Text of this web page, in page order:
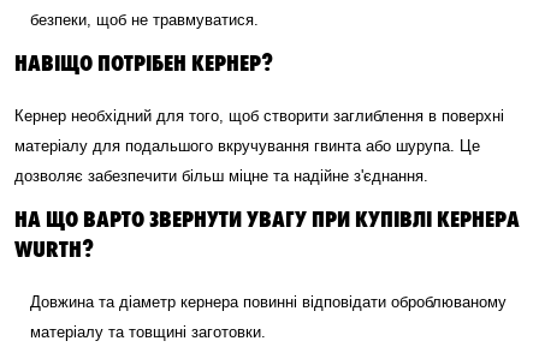
безпеки, щоб не травмуватися.
НАВІЩО ПОТРІБЕН КЕРНЕР?
Кернер необхідний для того, щоб створити заглиблення в поверхні
матеріалу для подальшого вкручування гвинта або шурупа. Це
дозволяє забезпечити більш міцне та надійне з'єднання.
НА ЩО ВАРТО ЗВЕРНУТИ УВАГУ ПРИ КУПІВЛІ КЕРНЕРА
WURTH?
Довжина та діаметр кернера повинні відповідати оброблюваному
матеріалу та товщині заготовки.